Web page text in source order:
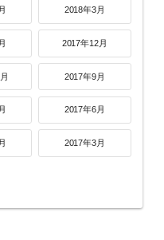
2018年3月
2017年12月
2017年9月
2017年6月
2017年3月